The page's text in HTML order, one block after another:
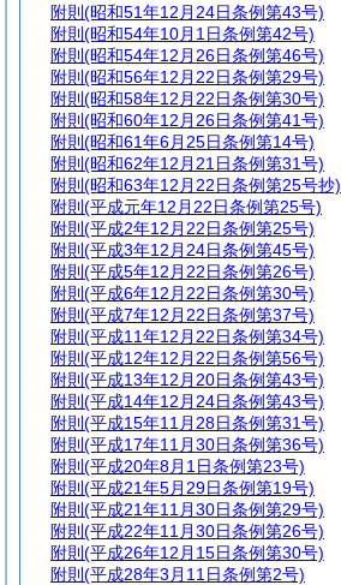
附則 (昭和51年12月24日条例第43号)
附則 (昭和54年10月1日条例第42号)
附則 (昭和54年12月26日条例第46号)
附則 (昭和56年12月22日条例第29号)
附則 (昭和58年12月22日条例第30号)
附則 (昭和60年12月26日条例第41号)
附則 (昭和61年6月25日条例第14号)
附則 (昭和62年12月21日条例第31号)
附則 (昭和63年12月22日条例第25号抄)
附則 (平成元年12月22日条例第25号)
附則 (平成2年12月22日条例第25号)
附則 (平成3年12月24日条例第45号)
附則 (平成5年12月22日条例第26号)
附則 (平成6年12月22日条例第30号)
附則 (平成7年12月22日条例第37号)
附則 (平成11年12月22日条例第34号)
附則 (平成12年12月22日条例第56号)
附則 (平成13年12月20日条例第43号)
附則 (平成14年12月24日条例第43号)
附則 (平成15年11月28日条例第31号)
附則 (平成17年11月30日条例第36号)
附則 (平成20年8月1日条例第23号)
附則 (平成21年5月29日条例第19号)
附則 (平成21年11月30日条例第29号)
附則 (平成22年11月30日条例第26号)
附則 (平成26年12月15日条例第30号)
附則 (平成28年3月11日条例第2号)